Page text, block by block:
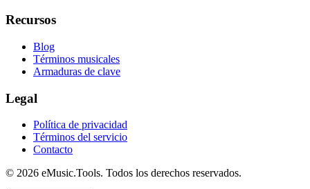
Recursos
Blog
Términos musicales
Armaduras de clave
Legal
Política de privacidad
Términos del servicio
Contacto
© 2026 eMusic.Tools. Todos los derechos reservados.